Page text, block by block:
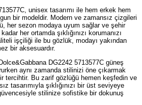
unisex tasarımı ile hem erkek hem
bir modeldir. Modern ve zamansız çizgileri
her sezon modaya uyum sağlar ve şehir
her ortamda şıklığınızı korumanızı
işçiliği ile bu gözlük, modayı yakından
bir aksesuardır.
DG2242 5713577C güneş
aynı zamanda stilinizi öne çıkarmak
tercihtir. Bu zarif gözlüğü hemen keşfedin ve
tasarımıyla şıklığınızı bir üst seviyeye
stilinize sofistike bir dokunuş